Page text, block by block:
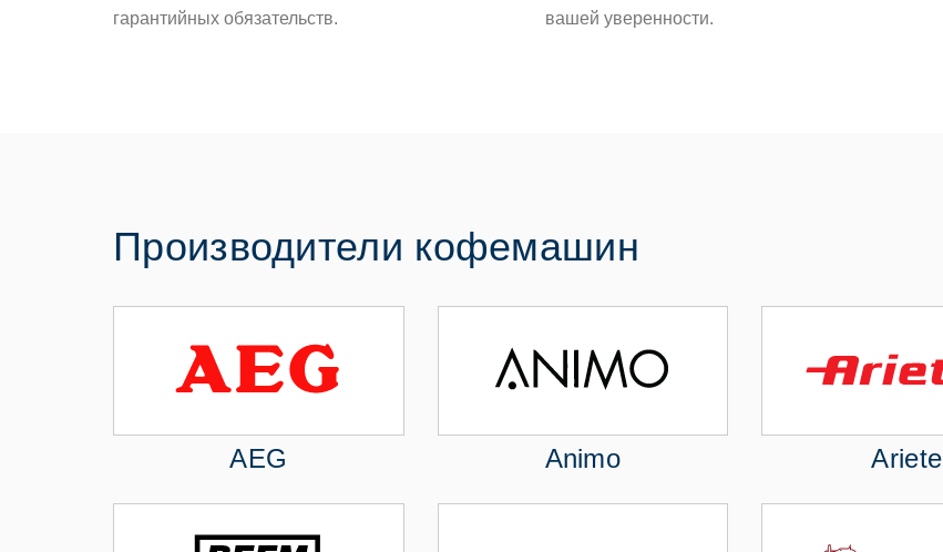
гарантийных обязательств.
вашей уверенности.
Производители кофемашин
AEG Animo Ariete